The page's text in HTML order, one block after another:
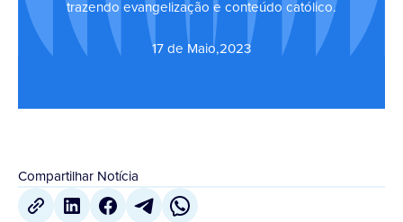
trazendo evangelização e conteúdo católico.
17 de Maio,2023
Compartilhar Notícia